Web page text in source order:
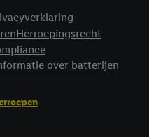
Herroepingsrecht
over batterijen